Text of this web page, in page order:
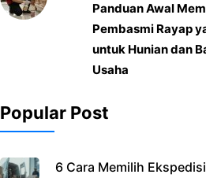
Panduan Awal
Pembasmi Rayap
untuk Hunian dan
Usaha
Popular Post
6 Cara Memilih